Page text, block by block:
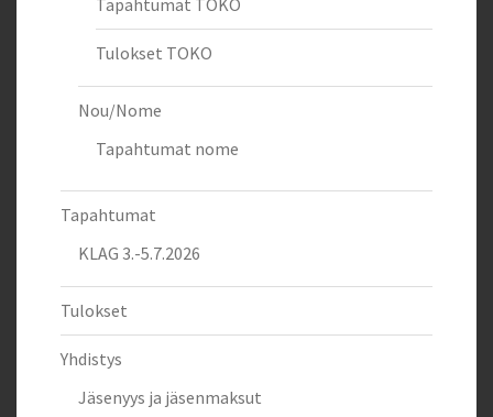
Tapahtumat TOKO
Tulokset TOKO
Nou/Nome
Tapahtumat nome
Tapahtumat
KLAG 3.-5.7.2026
Tulokset
Yhdistys
Jäsenyys ja jäsenmaksut